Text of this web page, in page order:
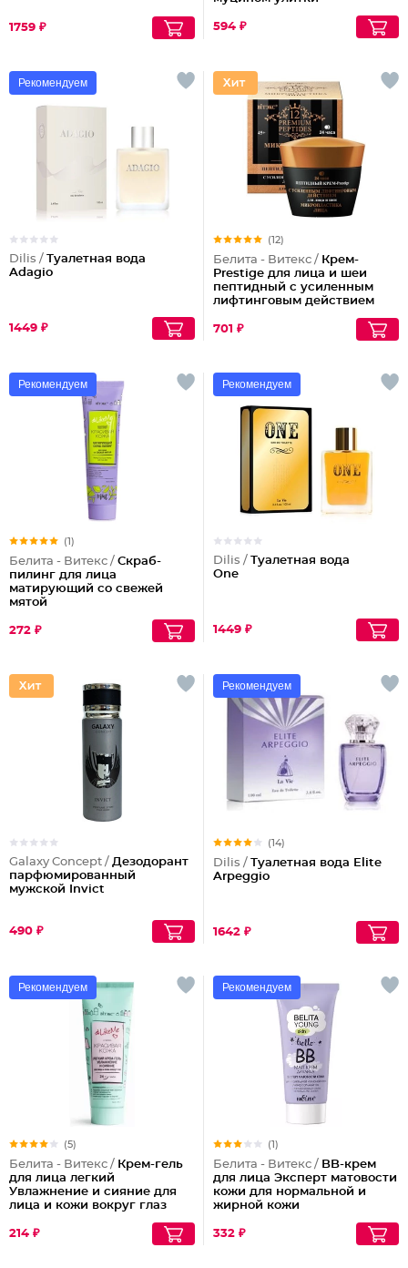
1759 ₽ 594 ₽
Рекомендуем
Dilis / Туалетная вода
Adagio
1449 ₽
(12)
Белита - Витекс / Крем-
Prestige для лица и шеи
пептидный с усиленным
лифтинговым действием
701 ₽
Рекомендуем
(1)
Белита - Витекс / Скраб-
пилинг для лица
матирующий со свежей
мятой
272 ₽
Рекомендуем
Dilis / Туалетная вода
One
1449 ₽
Galaxy Concept / Дезодорант
парфюмированный
мужской Invict
490 ₽
Рекомендуем
(14)
Dilis / Туалетная вода Elite
Arpeggio
1642 ₽
Рекомендуем
(5)
Белита - Витекс / Крем-гель
для лица легкий
Увлажнение и сияние для
лица и кожи вокруг глаз
214 ₽
Рекомендуем
(1)
Белита - Витекс / BB-крем
для лица Эксперт матовости
кожи для нормальной и
жирной кожи
332 ₽